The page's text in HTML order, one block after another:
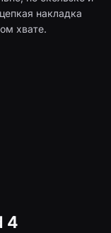
накладка
хвате.
4